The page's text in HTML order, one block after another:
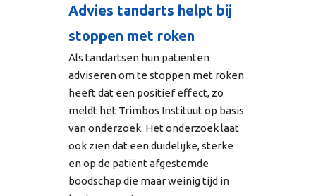
Advies tandarts helpt bij
stoppen met roken
Als tandartsen hun patiënten
adviseren om te stoppen met roken
heeft dat een positief effect, zo
meldt het Trimbos Instituut op basis
van onderzoek. Het onderzoek laat
ook zien dat een duidelijke, sterke
en op de patiënt afgestemde
boodschap die maar weinig tijd in